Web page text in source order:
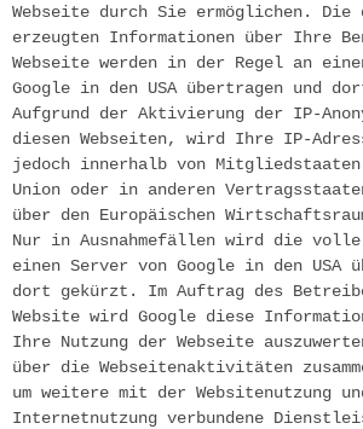
Webseite durch Sie ermöglichen. Die
erzeugten Informationen über Ihre
Webseite werden in der Regel an
Google in den USA übertragen und
Aufgrund der Aktivierung der IP-
diesen Webseiten, wird Ihre IP-
jedoch innerhalb von Mitgliedstaaten
Union oder in anderen Vertragsstaaten
über den Europäischen
Nur in Ausnahmefällen wird die volle
einen Server von Google in den USA
dort gekürzt. Im Auftrag des
Website wird Google diese
Ihre Nutzung der Webseite
über die Webseitenaktivitäten
um weitere mit der Websitenutzung
Internetnutzung verbundene